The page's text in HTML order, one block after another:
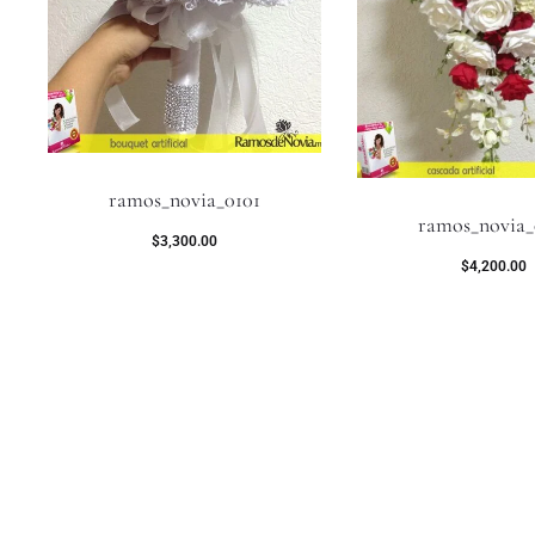
ramos_novia_0101
$3,300.00
$4,200.00